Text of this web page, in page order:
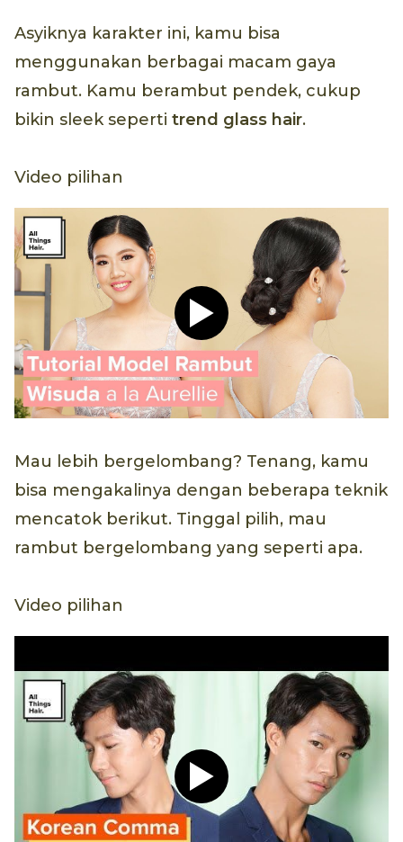
Asyiknya karakter ini, kamu bisa
menggunakan berbagai macam gaya
rambut. Kamu berambut pendek, cukup
bikin sleek seperti trend glass hair.
Video pilihan
Play video Tutorial Hijab
Mau lebih bergelombang? Tenang, kamu
bisa mengakalinya dengan beberapa teknik
mencatok berikut. Tinggal pilih, mau
rambut bergelombang yang seperti apa.
Video pilihan
Play video Tutorial Hijab